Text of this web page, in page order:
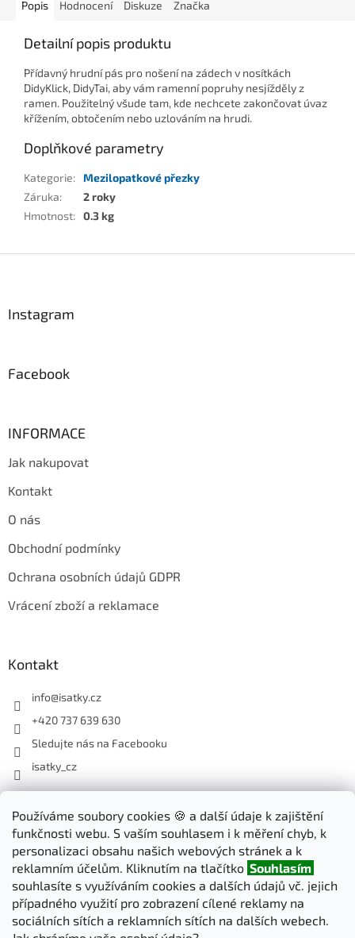
Používáme soubory cookies 🍪 a další údaje k zajištění
funkčnosti webu. S vaším souhlasem i k měření chyb, k
personalizaci obsahu našich webových stránek a k
reklamním účelům. Kliknutím na tlačítko Souhlasím
souhlasíte s využíváním cookies a dalších údajů vč. jejich
případného využití pro zobrazení cílené reklamy na
sociálních sítích a reklamních sítích na dalších webech.
Popis Hodnocení Diskuze Značka
Detailní popis produktu
Přídavný hrudní pás pro nošení na zádech v nosítkách
DidyKlick, DidyTai, aby vám ramenní popruhy nesjížděly z
ramen. Použitelný všude tam, kde nechcete zakončovat úvaz
křížením, obtočením nebo uzlováním na hrudi.
Doplňkové parametry
Kategorie: Mezilopatkové přezky
Záruka:
2 roky
Hmotnost: 0.3 kg
Instagram
Facebook
INFORMACE
Jak nakupovat
Kontakt
O nás
Obchodní podmínky
Ochrana osobních údajů GDPR
Vrácení zboží a reklamace
Kontakt
info@isatky.cz
+420 737 639 630
Sledujte nás na Facebooku
isatky_cz
Odebírat newsletter
Vložte svůj e-mail a my vám budeme zasílat informace o nových
produktech na našem e-shopu.
E-mail